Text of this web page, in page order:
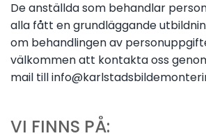
De anställda som behandlar
alla fått en grundläggande
om behandlingen av
välkommen att kontakta oss
mail till
VI FINNS PÅ: